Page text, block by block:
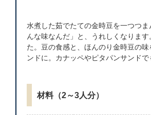
水煮した茹でたての金時豆を一つつ
んな味なんだ」と、うれしくなりま
た。豆の食感と、ほんのり金時豆の
ンドに。カナッペやピタパンサンドで
材料（2～3人分）